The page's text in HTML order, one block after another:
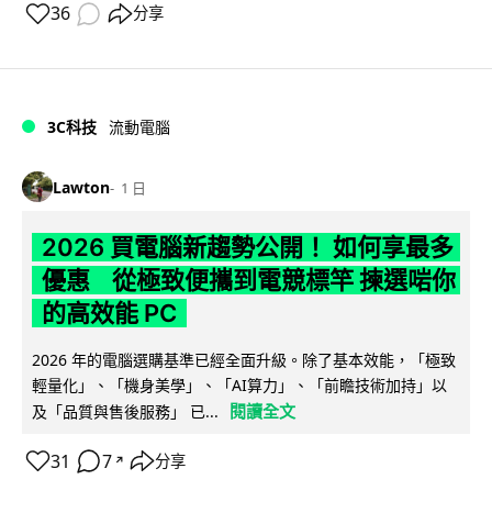
36 分享
3C科技 流動電腦
Lawton 1 日
2026 買電腦新趨勢公開！ 如何享最多
優惠 從極致便攜到電競標竿 揀選啱你
的高效能 PC
2026 年的電腦選購基準已經全面升級。除了基本效能，「極致
輕量化」、「機身美學」、「AI算力」、「前瞻技術加持」以
及「品質與售後服務」 已...
閱讀全文
31 7 ↗ 分享